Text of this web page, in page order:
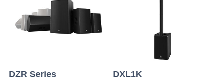
DZR Series DXL1K